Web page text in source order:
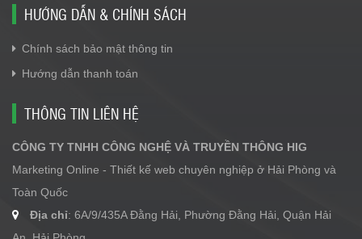
HƯỚNG DẪN & CHÍNH SÁCH
Chính sách bảo mật thông tin
Hướng dẫn thanh toán
THÔNG TIN LIÊN HỆ
CÔNG TY TNHH CÔNG NGHỆ VÀ TRUYỀN THÔNG HIG
Marketing Online - Thiết kế web chuyên nghiệp ở Hải Phòng và
Toàn Quốc
Địa chỉ: 6A/9/435A Đằng Hải, Phường Đằng Hải, Quận Hải